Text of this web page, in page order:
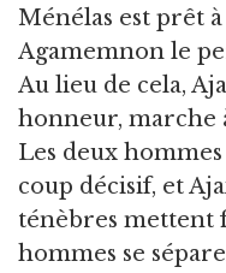
Ménélas est prêt
Agamemnon le
Au lieu de cela,
honneur, marche
Les deux
coup décisif, et
ténèbres mettent
hommes se